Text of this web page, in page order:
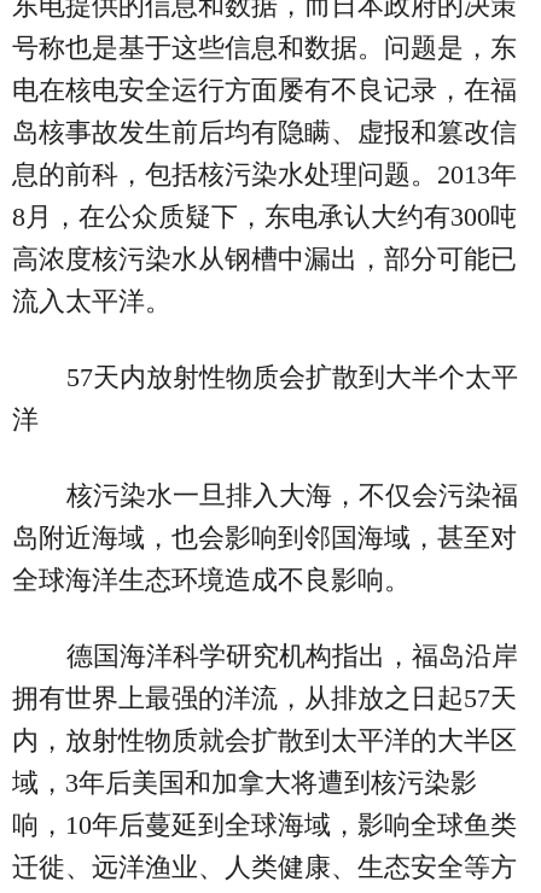
号称也是基于这些信息和数据。问题是，东
电在核电安全运行方面屡有不良记录，在福
岛核事故发生前后均有隐瞒、虚报和篡改信
息的前科，包括核污染水处理问题。2013年
8月，在公众质疑下，东电承认大约有300吨
高浓度核污染水从钢槽中漏出，部分可能已
流入太平洋。
57天内放射性物质会扩散到大半个太平
洋
核污染水一旦排入大海，不仅会污染福
岛附近海域，也会影响到邻国海域，甚至对
全球海洋生态环境造成不良影响。
德国海洋科学研究机构指出，福岛沿岸
拥有世界上最强的洋流，从排放之日起57天
内，放射性物质就会扩散到太平洋的大半区
域，3年后美国和加拿大将遭到核污染影
响，10年后蔓延到全球海域，影响全球鱼类
迁徙、远洋渔业、人类健康、生态安全等方